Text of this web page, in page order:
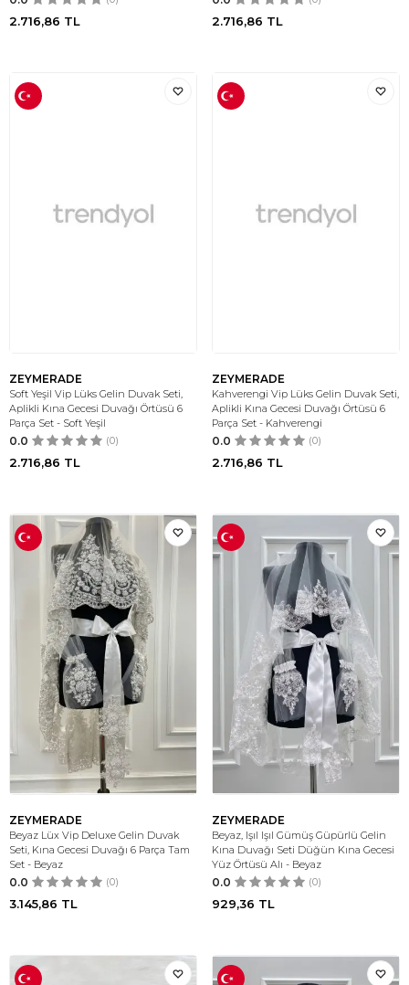
2.716,86 TL 2.716,86 TL
ZEYMERADE
Soft Yeşil Vip Lüks Gelin Duvak Seti,
Aplikli Kına Gecesi Duvağı Örtüsü 6
Parça Set - Soft Yeşil
0.0 (0)
2.716,86 TL
ZEYMERADE
Kahverengi Vip Lüks Gelin Duvak Seti,
Aplikli Kına Gecesi Duvağı Örtüsü 6
Parça Set - Kahverengi
0.0 (0)
2.716,86 TL
ZEYMERADE
Beyaz Lüx Vip Deluxe Gelin Duvak
Seti, Kına Gecesi Duvağı 6 Parça Tam
Set - Beyaz
0.0 (0)
3.145,86 TL
ZEYMERADE
Beyaz, Işıl Işıl Gümüş Güpürlü Gelin
Kına Duvağı Seti Düğün Kına Gecesi
Yüz Örtüsü Alı - Beyaz
0.0 (0)
929,36 TL